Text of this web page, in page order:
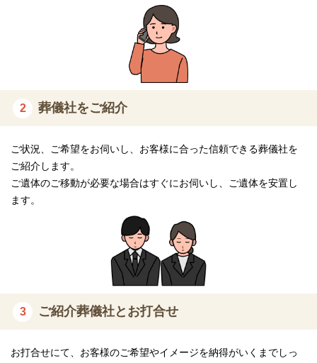
※セットプランに含まれない内容、飲食接待費（料理、飲物、返
礼品、式場料、火葬場関係費、宗教者費用など）諸条件により変
動する費用は、人数と内容に応じて別料金がかかります。
ご希望やご予算に合わせた適正価格を見積るためには、人数・場
が必須ですので、遠慮なくお電話でお問合せください。
家族葬一日葬プラン（698,000円～）（税込）
含まれるもの
項目
20km1回まで
ご安置時の枕飾り
役所手続き
スタッフ
葬儀スタッフ・ガードマン・司
お預かり安置 ご安置1日分
2 葬儀社をご紹介
ご状況、ご希望をお伺いし、お客様に合った信頼できる葬儀社を
ご紹介します。
ご遺体のご移動が必要な場合はすぐにお伺いし、ご遺体を安置し
ます。
3 ご紹介葬儀社とお打合せ
お打合せにて、お客様のご希望やイメージを納得がいくまでしっ